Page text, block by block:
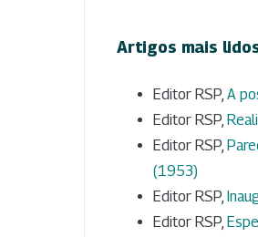
Artigos mais
Editor RSP, A
Editor RSP,
Editor RSP,
(1953)
Editor RSP,
Editor RSP,